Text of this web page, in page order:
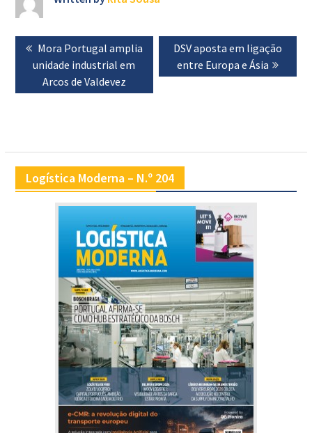
Navegação
de
artigos
Previous
post:
Mora Portugal amplia
unidade industrial em
Arcos de Valdevez
Next
post:
DSV aposta em ligação
entre Europa e Ásia
Logística Moderna – N.º 204